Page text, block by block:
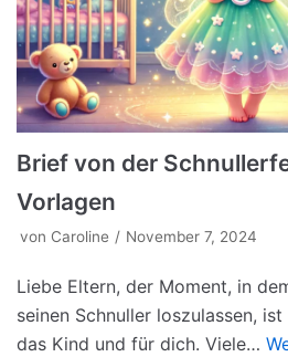
Brief von der
Vorlagen
von Caroline November 7, 2024
Liebe Eltern, der Moment, in
seinen Schnuller loszulassen,
das Kind und für dich. Viele…